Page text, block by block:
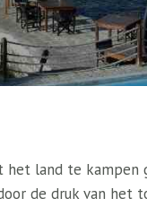
land te kampen
de druk van het